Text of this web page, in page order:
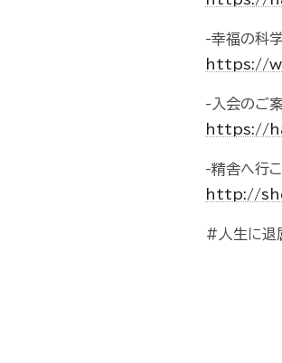
-幸福の科
https://
-入会のご
https://
-精舎へ行こ
http://
#人生に退